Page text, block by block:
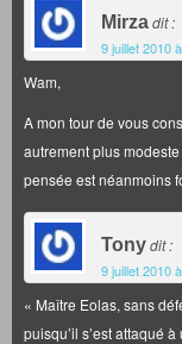
Mirzadit :
9 juillet 2010
Wam,
A mon tour de vous
autrement plus
pensée est néanmoins
Tonydit :
9 juillet 2010
« Maître Eolas, sans
puisqu’il s’est attaqué